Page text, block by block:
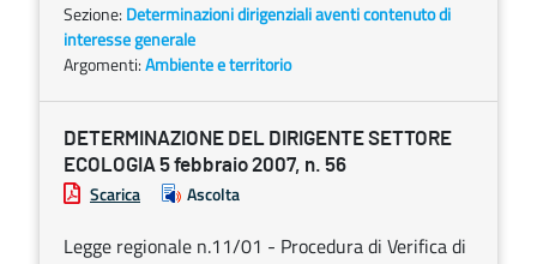
Sezione: Determinazioni dirigenziali aventi contenuto di
interesse generale
Argomenti:Ambiente e territorio
DETERMINAZIONE DEL DIRIGENTE SETTORE
ECOLOGIA 5 febbraio 2007, n. 56
Scarica Ascolta
Legge regionale n.11/01 - Procedura di Verifica di